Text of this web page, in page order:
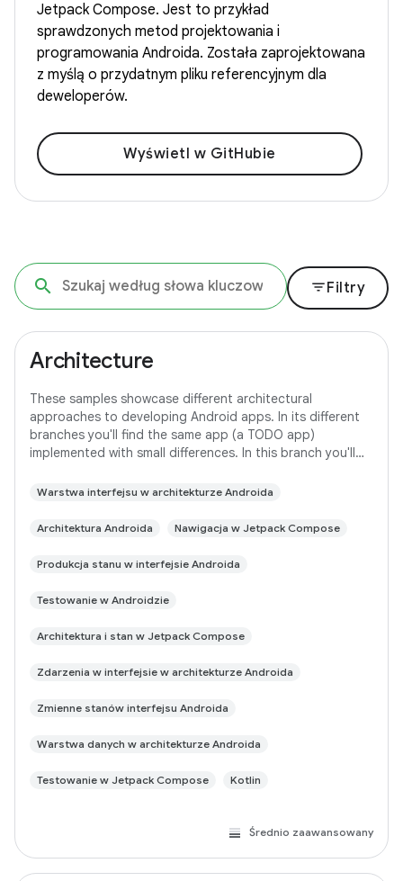
Jetpack Compose. Jest to przykład
sprawdzonych metod projektowania i
programowania Androida. Została zaprojektowana
z myślą o przydatnym pliku referencyjnym dla
deweloperów.
Wyświetl w GitHubie
filter_listFiltry
Architecture
These samples showcase different architectural
approaches to developing Android apps. In its different
branches you'll find the same app (a TODO app)
implemented with small differences. In this branch you'll
Warstwa interfejsu w architekturze Androida
Architektura Androida Nawigacja w Jetpack Compose
Produkcja stanu w interfejsie Androida
Testowanie w Androidzie
Architektura i stan w Jetpack Compose
Zdarzenia w interfejsie w architekturze Androida
Zmienne stanów interfejsu Androida
Warstwa danych w architekturze Androida
Testowanie w Jetpack Compose Kotlin
Średnio zaawansowany